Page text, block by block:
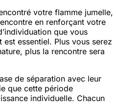
votre flamme jumelle,
en renforçant votre
que vous
essentiel. Plus vous serez
plus la rencontre sera
de séparation avec leur
que cette période
individuelle. Chacun